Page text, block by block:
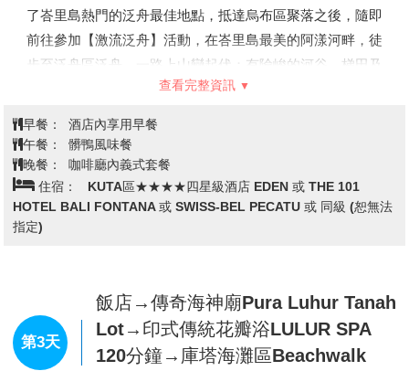
了峇里島熱門的泛舟最佳地點，抵達烏布區聚落之後，隨即
前往參加【激流泛舟】活動，在峇里島最美的阿漾河畔，徒
步至泛舟區泛舟，一路上山巒起伏；有險峻的河谷、梯田及
小徑人家；之後穿上船家為您準備的泛舟裝備在湍急的河流
遼遠的椰林，讓您驚嘆不已，直呼過癮。
【烏布森林秘境】於烏布原始森林處，坐落於山谷與懸崖
處，帶著驚奇的心飛耀叢林，一望無際的美景！除了烏布路
途觀光美景外，不彷試試從鞦韆上俯看巴里島美麗的山谷景
色，園區內有各種網美景區，不同景色拍出不同令人驚艷的
【烏布皇宮】，峇里皇室在80多年前荷蘭入主之際就被廢
除，但實際上，皇室在峇里仍位居舉足輕重的地位，他們的
權勢伸展至商圈與藝文界，享有皇室應有的尊榮。光是烏布
查看完整資訊
早餐：
酒店內享用早餐
午餐：
髒鴨風味餐
晚餐：
咖啡廳內義式套餐
住宿：
KUTA區★★★★四星級酒店 EDEN 或 THE 101
HOTEL BALI FONTANA 或 SWISS-BEL PECATU 或 同級 (恕無法
指定)
第3天
飯店→傳奇海神廟Pura Luhur Tanah
Lot→印式傳統花瓣浴LULUR SPA
120分鐘→庫塔海灘區Beachwalk